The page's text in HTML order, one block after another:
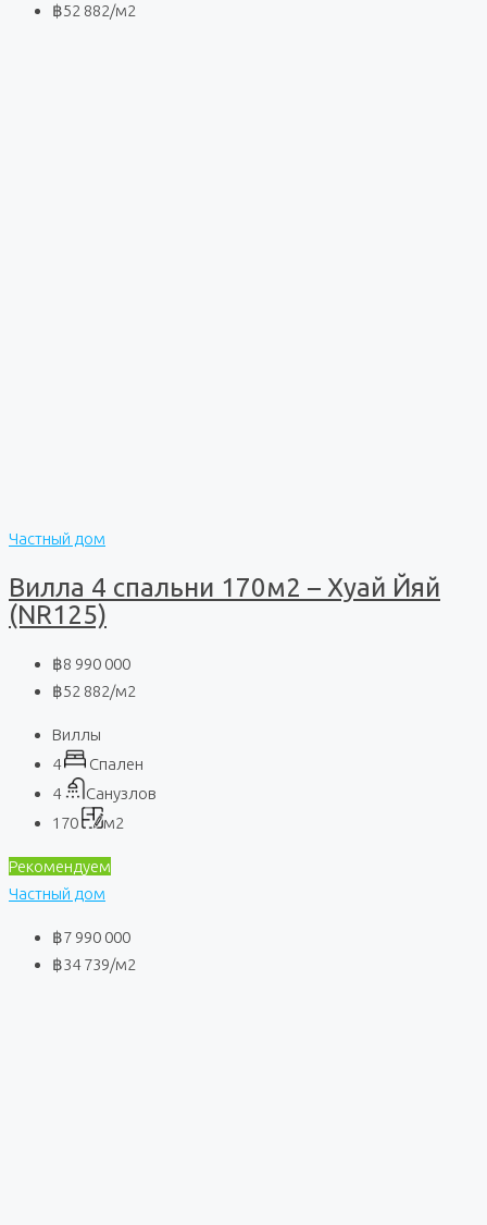
฿52 882/м2
Частный дом
Вилла 4 спальни 170м2 – Хуай Йяй
(NR125)
฿8 990 000
฿52 882/м2
Виллы
4
Спален
4
Санузлов
170
м2
Рекомендуем
Частный дом
฿7 990 000
฿34 739/м2